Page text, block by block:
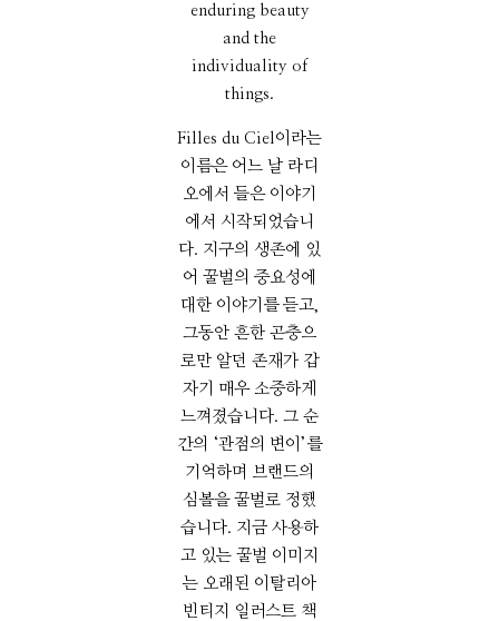
enduring beauty
and the
individuality of
things.
Filles du Ciel이라는
이름은 어느 날 라디
오에서 들은 이야기
에서 시작되었습니
다. 지구의 생존에 있
어 꿀벌의 중요성에
대한 이야기를 듣고,
그동안 흔한 곤충으
로만 알던 존재가 갑
자기 매우 소중하게
느껴졌습니다. 그 순
간의 ‘관점의 변이’를
기억하며 브랜드의
심볼을 꿀벌로 정했
습니다. 지금 사용하
고 있는 꿀벌 이미지
는 오래된 이탈리아
빈티지 일러스트 책